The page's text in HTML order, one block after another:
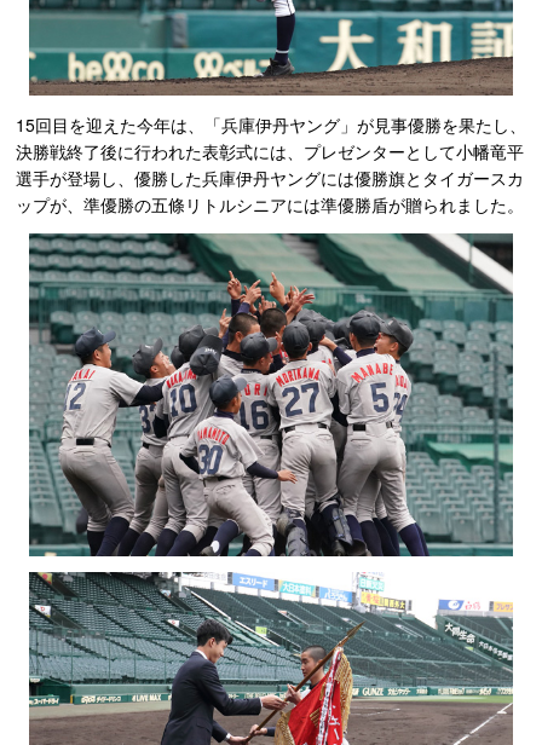
15回目を迎えた今年は、「兵庫伊丹ヤング」が見事優勝を果たし、
決勝戦終了後に行われた表彰式には、プレゼンターとして小幡竜平
選手が登場し、優勝した兵庫伊丹ヤングには優勝旗とタイガースカ
ップが、準優勝の五條リトルシニアには準優勝盾が贈られました。